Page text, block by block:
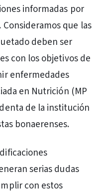
informadas por
que las
deben ser
con los objetivos de
enfermedades
en Nutrición (MP
de la institución
bonaerenses.
serias dudas
con estos